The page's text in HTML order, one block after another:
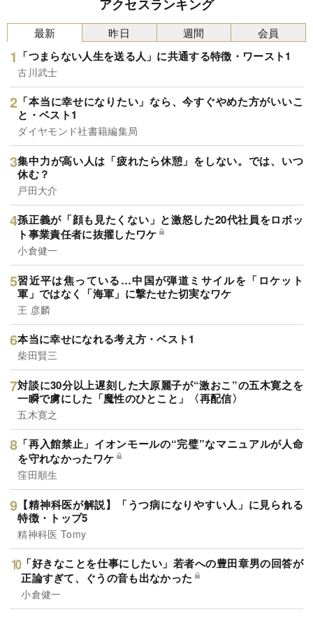
アクセスランキング
最新
「つまらない人生を送る人」に共通する特徴・ワースト1
古川武士
「本当に幸せになりたい」なら、今すぐやめた方がいいこ
と・ベスト1
ダイヤモンド社書籍編集局
集中力が高い人は「疲れたら休憩」をしない。では、いつ
休む？
戸田大介
孫正義が「顔も見たくない」と激怒した20代社員をロボッ
ト事業責任者に抜擢したワケ
小倉健一
習近平は焦っている…中国が弾道ミサイルを「ロケット
軍」ではなく「海軍」に撃たせた切実なワケ
王 彦麟
本当に幸せになれる考え方・ベスト1
柴田賢三
対談に30分以上遅刻した大原麗子が“激おこ”の五木寛之を
一瞬で虜にした「魔性のひとこと」〈再配信〉
五木寛之
「再入館禁止」イオンモールの“完璧”なマニュアルが人命
を守れなかったワケ
窪田順生
【精神科医が解説】「うつ病になりやすい人」に見られる
特徴・トップ5
精神科医 Tomy
「好きなことを仕事にしたい」若者への豊田章男の回答が
正論すぎて、ぐうの音も出なかった
小倉健一
昨日 週間 会員